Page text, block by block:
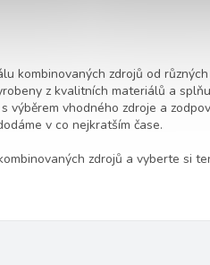
kombinovaných zdrojů od
z kvalitních materiálů a
výběrem vhodného zdroje a
v co nejkratším čase.
zdrojů a vyberte si